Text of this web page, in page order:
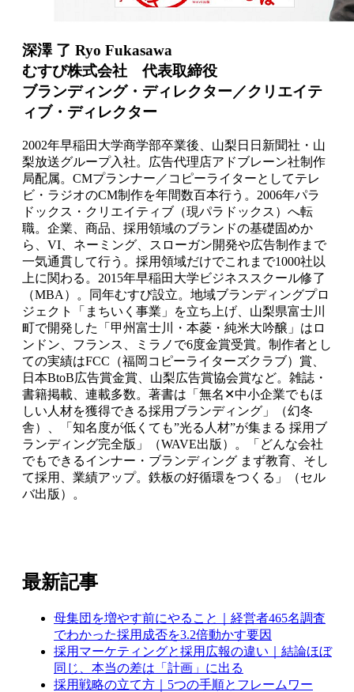
深澤 了 Ryo Fukasawa
むすび株式会社 代表取締役
ブランディング・ディレクター／クリエイテ
ィブ・ディレクター
2002年早稲田大学商学部卒業後、山梨日日新聞社・山
梨放送グループ入社。広告代理店アドブレーン社制作
局配属。CMプランナー／コピーライターとしてテレ
ビ・ラジオのCM制作を年間数百本行う。2006年パラ
ドックス・クリエイティブ（現パラドックス）へ転
職。企業、商品、採用領域のブランドの基礎固めか
ら、VI、ネーミング、スローガン開発や広告制作まで
一気通貫して行う。採用領域だけでこれまで1000社以
上に関わる。2015年早稲田大学ビジネススクール修了
（MBA）。同年むすび設立。地域ブランディングプロ
ジェクト「まちいく事業」を立ち上げ、山梨県富士川
町で開発した「甲州富士川・本菱・純米大吟醸」はロ
ンドン、フランス、ミラノで6度金賞受賞。制作者とし
ての実績はFCC（福岡コピーライターズクラブ）賞、
日本BtoB広告賞金賞、山梨広告賞協会賞など。雑誌・
書籍掲載、連載多数。著書は「無名✕中小企業でもほ
しい人材を獲得できる採用ブランディング」（幻冬
舎）、「知名度が低くても”光る人材”が集まる 採用ブ
ランディング完全版」（WAVE出版）。「どんな会社
でもできるインナー・ブランディング まず教育、そし
て採用、業績アップ。鉄板の好循環をつくる」（セル
バ出版）。
最新記事
母集団を増やす前にやること｜経営者465名調査
でわかった採用成否を3.2倍動かす要因
採用マーケティングと採用広報の違い｜結論ほぼ
同じ、本当の差は「計画」に出る
採用戦略の立て方｜5つの手順とフレームワー